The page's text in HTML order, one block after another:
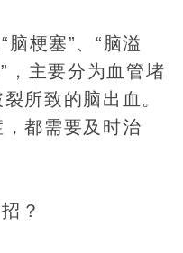
梗塞”、“脑溢
，主要分为血管堵
所致的脑出血。
都需要及时治
？